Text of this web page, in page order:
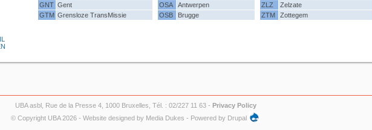
GNT Gent OSA Antwerpen ZLZ
Zelzate
GTM Grensloze TransMissie OSB Brugge ZTM Zottegem
UBA asbl, Rue de la Presse 4, 1000 Bruxelles, Tél. : 02/227 11 63 - Privacy Policy
© Copyright UBA 2026 - Website designed by Media Dukes - Powered by Drupal